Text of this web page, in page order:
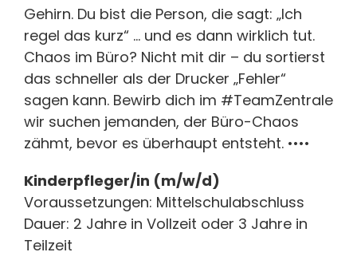
Gehirn. Du bist die Person, die sagt: „Ich
regel das kurz“ … und es dann wirklich tut.
Chaos im Büro? Nicht mit dir – du sortierst
das schneller als der Drucker „Fehler“
sagen kann. Bewirb dich im #TeamZentrale
wir suchen jemanden, der Büro-Chaos
zähmt, bevor es überhaupt entsteht. ••••
Kinderpfleger/in (m/w/d)
Voraussetzungen: Mittelschulabschluss
Dauer: 2 Jahre in Vollzeit oder 3 Jahre in
Teilzeit